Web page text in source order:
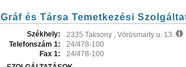
Gráf és Társa Temetkezési
Székhely:
2335 Taksony , Vörösmarty u. 13.
Telefonszám 1:
24/478-100
Fax 1:
24/478-100